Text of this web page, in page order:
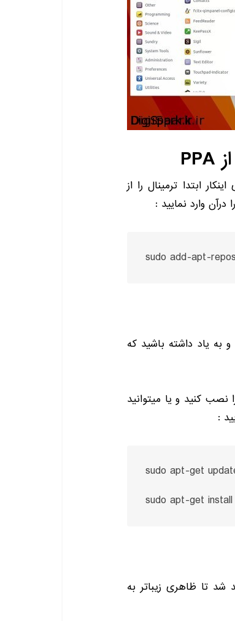
PPA
ابتدا ترمینال را از
وارد نمایید :
sudo add-apt-
به یاد داشته باشید که
نصب کنید و یا میتوانید
:
sudo apt-get
sudo apt-get
شد تا ظاهری زیبا‌تر به